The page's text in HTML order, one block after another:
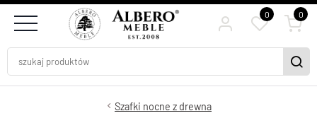
0 0
Szafki nocne z drewna